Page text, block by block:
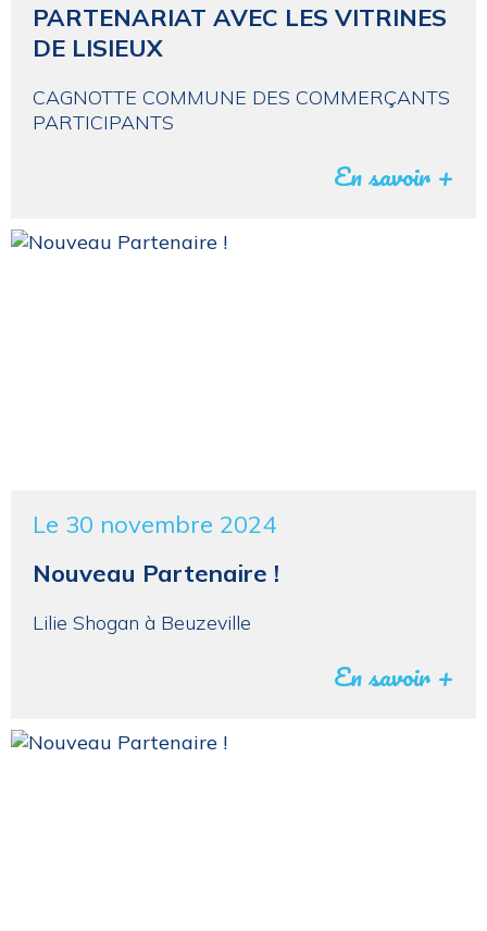
PARTENARIAT AVEC LES VITRINES
DE LISIEUX
CAGNOTTE COMMUNE DES COMMERÇANTS
PARTICIPANTS
En savoir +
Le 30 novembre 2024
Nouveau Partenaire !
Lilie Shogan à Beuzeville
En savoir +